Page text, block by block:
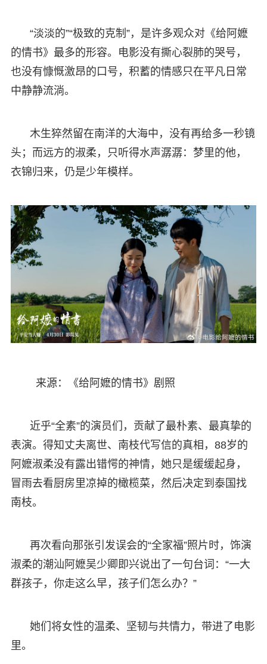
“淡淡的”“极致的克制”，是许多观众对《给阿嬷
的情书》最多的形容。电影没有撕心裂肺的哭号，
也没有慷慨激昂的口号，积蓄的情感只在平凡日常
中静静流淌。
木生猝然留在南洋的大海中，没有再给多一秒镜
头；而远方的淑柔，只听得水声潺潺：梦里的他，
衣锦归来，仍是少年模样。
来源：《给阿嬷的情书》剧照
近乎“全素”的演员们，贡献了最朴素、最真挚的
表演。得知丈夫离世、南枝代写信的真相，88岁的
阿嬷淑柔没有露出错愕的神情，她只是缓缓起身，
冒雨去看厨房里凉掉的橄榄菜，然后决定到泰国找
南枝。
再次看向那张引发误会的“全家福”照片时，饰演
淑柔的潮汕阿嬷吴少卿即兴说出了一句台词：“一大
群孩子，你走这么早，孩子们怎么办？”
她们将女性的温柔、坚韧与共情力，带进了电影
里。